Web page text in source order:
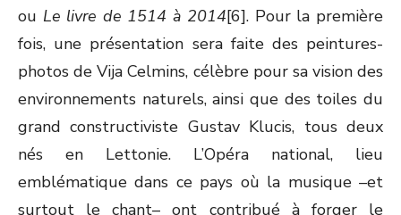
ou Le livre de 1514 à 2014[6]. Pour la première
fois, une présentation sera faite des peintures-
photos de Vija Celmins, célèbre pour sa vision des
environnements naturels, ainsi que des toiles du
grand constructiviste Gustav Klucis, tous deux
nés en Lettonie. L’Opéra national, lieu
emblématique dans ce pays où la musique –et
surtout le chant– ont contribué à forger le